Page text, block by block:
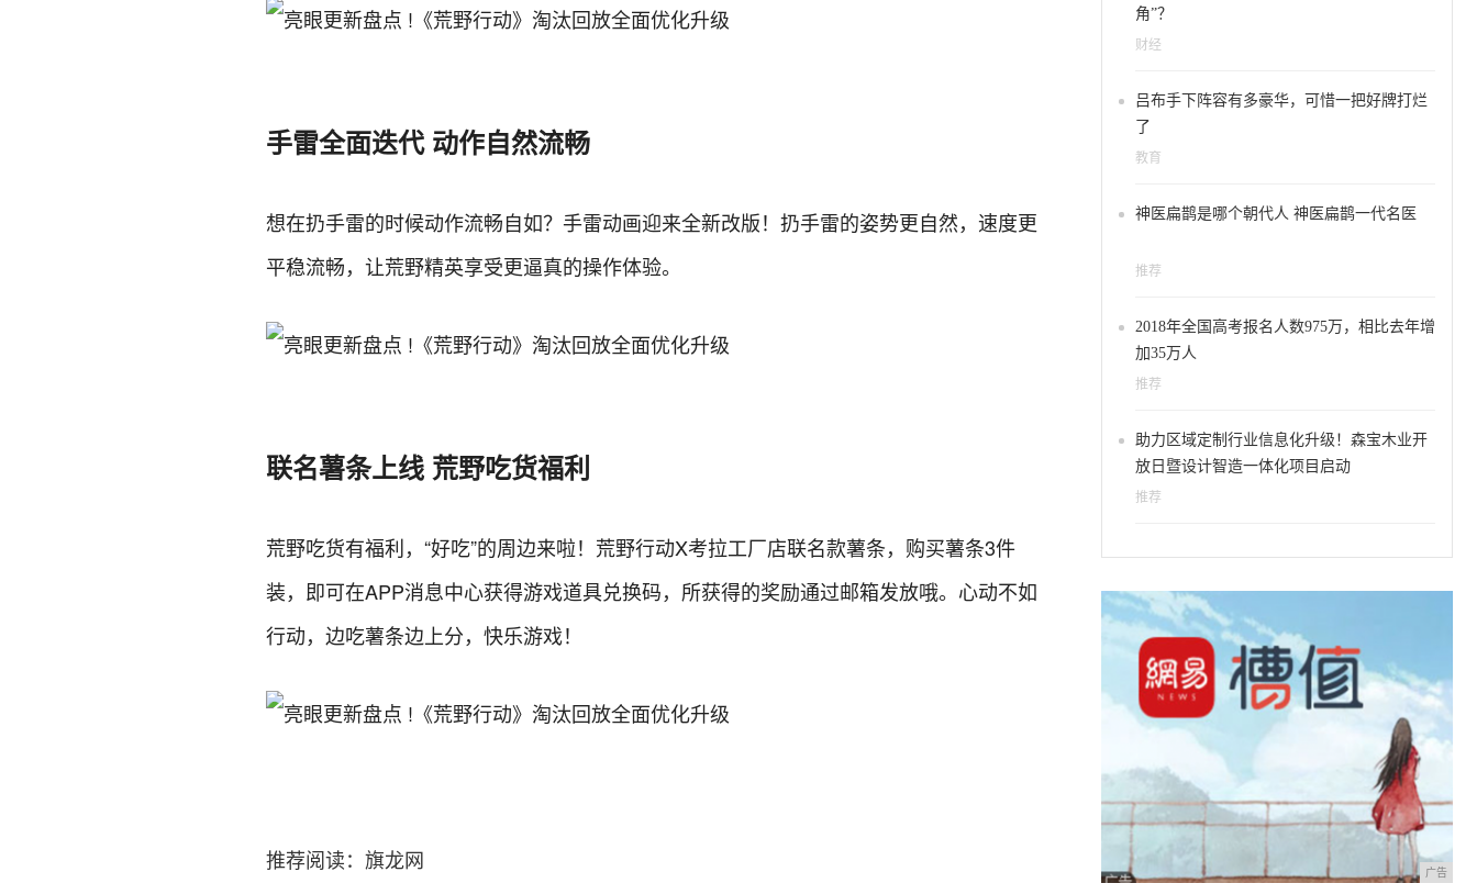
手雷全面迭代 动作自然流畅
想在扔手雷的时候动作流畅自如？手雷动画迎来全新改版！扔手雷的姿势更自然，速度更
平稳流畅，让荒野精英享受更逼真的操作体验。
联名薯条上线 荒野吃货福利
荒野吃货有福利，“好吃”的周边来啦！荒野行动X考拉工厂店联名款薯条，购买薯条3件
装，即可在APP消息中心获得游戏道具兑换码，所获得的奖励通过邮箱发放哦。心动不如
行动，边吃薯条边上分，快乐游戏！
推荐阅读： 旗龙网
角”？
财经
吕布手下阵容有多豪华，可惜一把好牌打烂
了
教育
神医扁鹊是哪个朝代人 神医扁鹊一代名医
推荐
2018年全国高考报名人数975万，相比去年增
加35万人
推荐
助力区域定制行业信息化升级！森宝木业开
放日暨设计智造一体化项目启动
推荐
广告